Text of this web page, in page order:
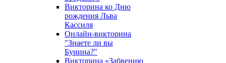
Викторина ко Дню
рождения Льва
Кассиля
Онлайн-викторина
"Знаете ли вы
Бунина?"
Викторина «Забвению